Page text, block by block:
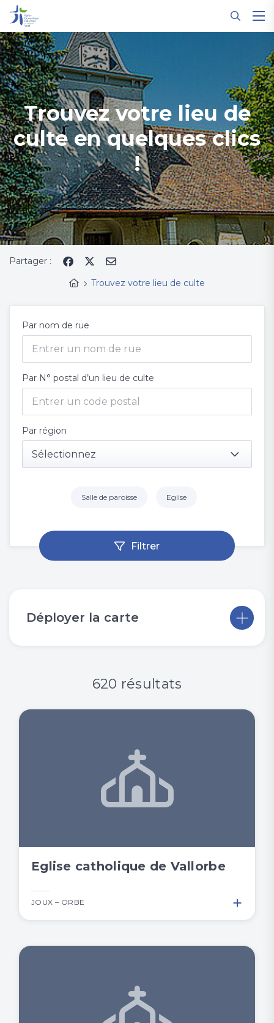
Trouvez votre lieu de
culte en quelques clics
!
Partager :
Trouvez votre lieu de culte
Par nom de rue
Par N° postal d’un lieu de culte
Par région
Sélectionnez
Salle de paroisse Eglise
Filtrer
Déployer la carte
620 résultats
Eglise catholique de Vallorbe
JOUX – ORBE +
Panneau de gestion des cookies